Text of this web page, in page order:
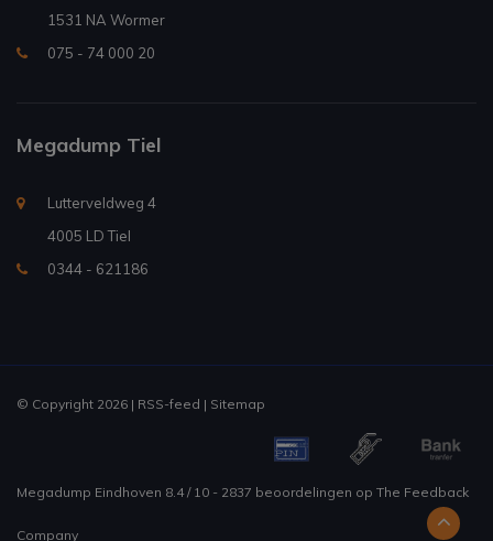
1531 NA Wormer
075 - 74 000 20
Megadump Tiel
Lutterveldweg 4
4005 LD Tiel
0344 - 621186
© Copyright 2026 | RSS-feed | Sitemap
Megadump Eindhoven 8.4/ 10 - 2837 beoordelingen op The Feedback
Company